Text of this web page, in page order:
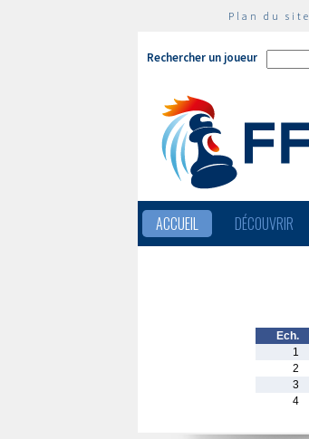
Plan du site
Rechercher un joueur
ACCUEIL DÉCOUVRIR
Ech.
1
2
3
4